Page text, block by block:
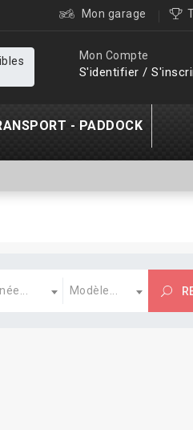
Mon garage
Mon Compte
S'identifier /
- PADDOCK
Modèle...